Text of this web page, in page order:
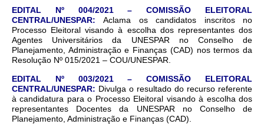
EDITAL Nº 004/2021 – COMISSÃO ELEITORAL
CENTRAL/UNESPAR:
Aclama os candidatos inscritos no
Processo Eleitoral visando à escolha dos representantes dos
Agentes Universitários da UNESPAR no Conselho de
Planejamento, Administração e Finanças (CAD) nos termos da
Resolução Nº 015/2021 – COU/UNESPAR.
EDITAL Nº 003/2021 – COMISSÃO ELEITORAL
CENTRAL/UNESPAR: Divulga o resultado do recurso referente
à candidatura para o Processo Eleitoral visando à escolha dos
representantes Docentes da UNESPAR no Conselho de
Planejamento, Administração e Finanças (CAD).